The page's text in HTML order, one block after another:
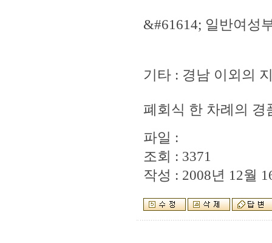
&#61614; 일반여성
기타 : 경남 이외의
폐회식 한 차례의 경
파일 :
조회 : 3371
작성 : 2008년 12월